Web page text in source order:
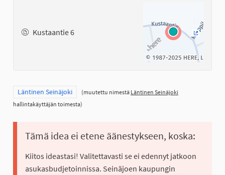
Kustaantie 6
Rajaa tulokset teeman mukaan: Läntinen Seinäjoki
Läntinen Seinäjoki (muutettu nimestä Läntinen Seinäjoki
hallintakäyttäjän toimesta)
Tämä idea ei etene äänestykseen, koska:
Kiitos ideastasi! Valitettavasti se ei edennyt jatkoon
asukasbudjetoinnissa. Seinäjoen kaupungin